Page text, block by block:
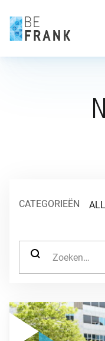
CATEGORIEËN
ZOEK NAAR:
GA NAAR “BEFRANK